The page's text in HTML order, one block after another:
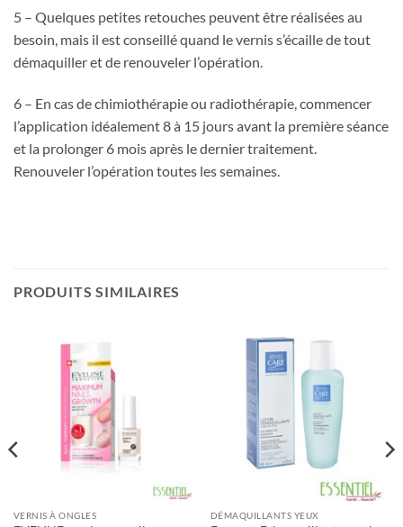
5 – Quelques petites retouches peuvent être réalisées au
besoin, mais il est conseillé quand le vernis s’écaille de tout
démaquiller et de renouveler l’opération.
6 – En cas de chimiothérapie ou radiothérapie, commencer
l’application idéalement 8 à 15 jours avant la première séance
et la prolonger 6 mois après le dernier traitement.
Renouveler l’opération toutes les semaines.
PRODUITS SIMILAIRES
VERNIS À ONGLES DÉMAQUILLANTS YEUX